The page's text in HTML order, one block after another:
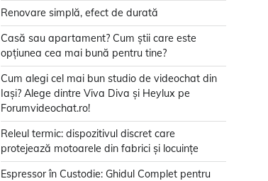
Renovare simplă, efect de durată
Casă sau apartament? Cum știi care este
opțiunea cea mai bună pentru tine?
Cum alegi cel mai bun studio de videochat din
Iași? Alege dintre Viva Diva și Heylux pe
Forumvideochat.ro!
Releul termic: dispozitivul discret care
protejează motoarele din fabrici și locuințe
Espressor în Custodie: Ghidul Complet pentru